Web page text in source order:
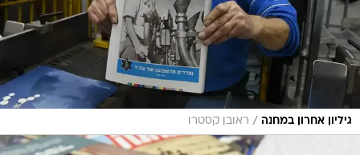
גיליון אחרון במחנה / ראובן קסטרו